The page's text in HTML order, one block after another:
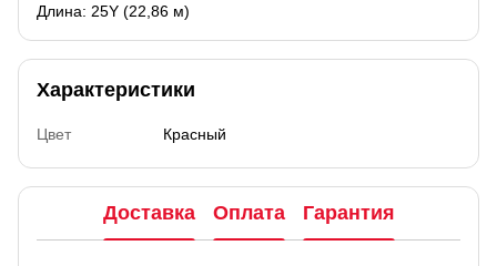
Длина: 25Y (22,86 м)
Характеристики
Цвет Красный
Доставка Оплата Гарантия